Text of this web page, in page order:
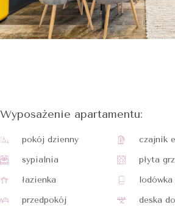
Wyposażenie apartamentu:
pokój dzienny
sypialnia
łazienka
przedpokój
czajnik
płyta
lodówka
deska